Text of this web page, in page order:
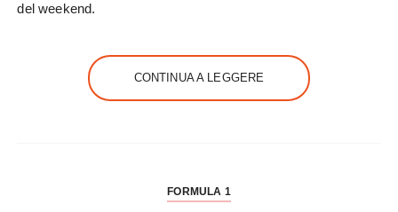
del weekend.
CONTINUA A LEGGERE
FORMULA 1